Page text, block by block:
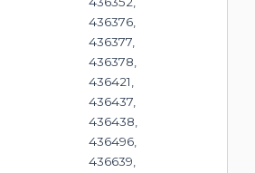
436376,
436377,
436378,
436421,
436437,
436438,
436496,
436639,